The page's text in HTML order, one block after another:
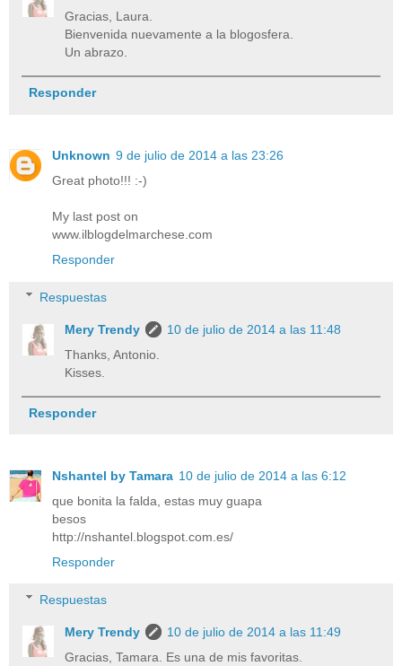
Gracias, Laura.
Bienvenida nuevamente a la blogosfera.
Un abrazo.
Responder
Unknown 9 de julio de 2014 a las 23:26
Great photo!!! :-)
My last post on
www.ilblogdelmarchese.com
Responder
Respuestas
Mery Trendy
10 de julio de 2014 a las 11:48
Thanks, Antonio.
Kisses.
Responder
Nshantel by Tamara 10 de julio de 2014 a las 6:12
que bonita la falda, estas muy guapa
besos
http://nshantel.blogspot.com.es/
Responder
Respuestas
Mery Trendy
10 de julio de 2014 a las 11:49
Gracias, Tamara. Es una de mis favoritas.